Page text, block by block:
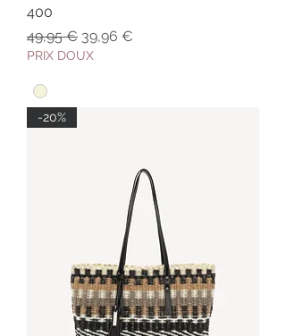
400
Prix original
49,95 € Prix promotionnel
39,96 €
PRIX DOUX
-20%